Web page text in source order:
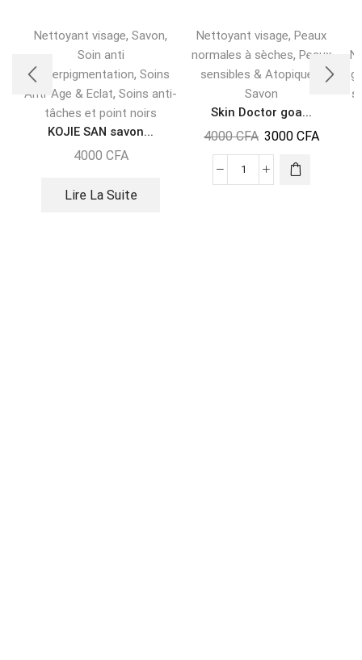
Nettoyant visage, Savon,
Soin anti
Hyperpigmentation, Soins
Anti-Age & Eclat, Soins anti-
tâches et point noirs
KOJIE SAN savon...
4000 CFA
Lire La Suite
Nettoyant visage, Peaux
normales à sèches, Peaux
sensibles & Atopiques
Savon
Skin Doctor goa...
4000CFA 3000 CFA